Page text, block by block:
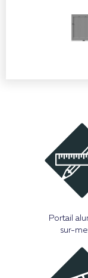
Portail
sur-